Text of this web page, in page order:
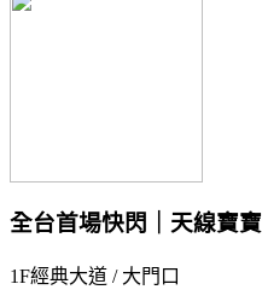
全台首場快閃｜天線寶寶
1F經典大道 / 大門口